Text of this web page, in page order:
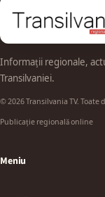
Informații regionale,
Transilvaniei.
© 2026 Transilvania TV. Toate
Publicație regională online
Meniu